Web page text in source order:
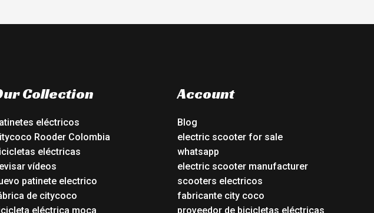
Collection
eléctricos
Rooder Colombia
eléctricas
vídeos
patinete electrico
de citycoco
eléctrica moca
Account
Blog
electric scooter for sale
whatsapp
electric scooter manufacturer
scooters electricos
fabricante city coco
proveedor de bicicletas eléctricas